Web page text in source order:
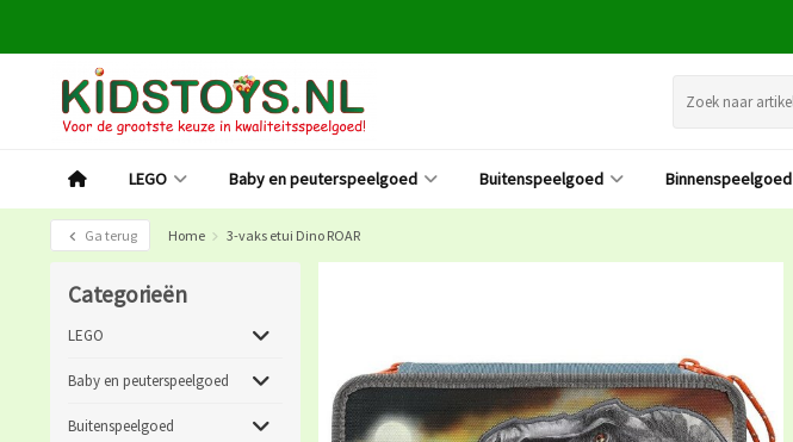
LEGO Baby en peuterspeelgoed Buitenspeelgoed Binnenspeelgoed
Ga terug Home 3-vaks etui Dino ROAR
Categorieën
LEGO
Baby en peuterspeelgoed
Buitenspeelgoed